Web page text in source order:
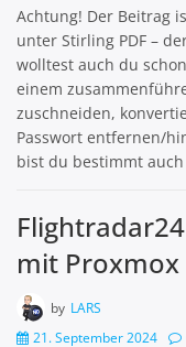
Achtung! Der Beitrag
unter Stirling PDF –
wolltest auch du
einem
zuschneiden,
Passwort entfernen/
bist du bestimmt
mit Proxmox
by LARS
21. September 2024